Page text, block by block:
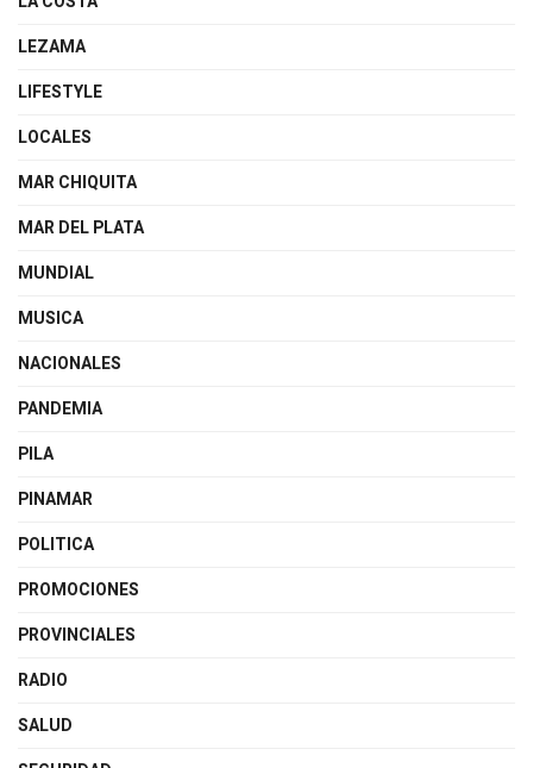
LEZAMA
LIFESTYLE
LOCALES
MAR CHIQUITA
MAR DEL PLATA
MUNDIAL
MUSICA
NACIONALES
PANDEMIA
PILA
PINAMAR
POLITICA
PROMOCIONES
PROVINCIALES
RADIO
SALUD